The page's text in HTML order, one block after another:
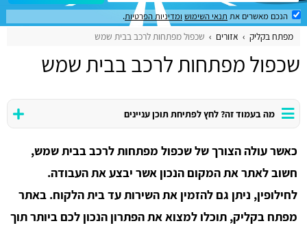
הנכם מאשרים את תנאי השימוש ומדיניות הפרטיות.
מפתח בקליק אזורים שכפול מפתחות לרכב בבית שמש
שכפול מפתחות לרכב בבית שמש
מה בעמוד זה? לחץ לפתיחת תוכן עניינים
כאשר עולה הצורך של שכפול מפתחות לרכב בבית שמש,
חשוב לאתר את המקום הנכון אשר יבצע את העבודה.
לחילופין, ניתן גם להזמין את השירות עד בית הלקוח. באתר
מפתח בקליק, תוכלו למצוא את הפתרון הנכון לכם ביותר תוך